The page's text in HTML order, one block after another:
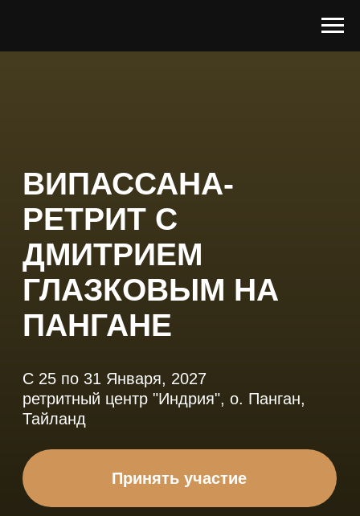
С 25 по 31 Января, 2027
ретритный центр "Индрия", о. Панган,
Тайланд
ДМИТРИЕМ
ГЛАЗКОВЫМ НА
ПАНГАНЕ